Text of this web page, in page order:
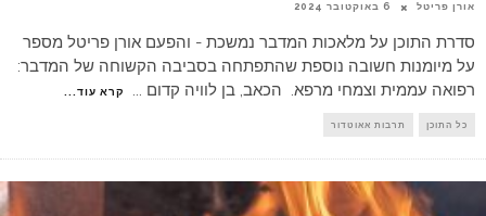
אורן פריטל 6 באוקטובר 2024
סדרת התוכן על מלאכות המדבר נמשכת - והפעם אורן פריטל מספר
על מיומנות חשובה נוספת שהתפתחה בסביבה הקשוחה של המדבר:
רפואה עממית וצמחי מרפא. הכאב, בן לוויה קדום ... קרא עוד...
כל התוכן תרבות אאוטדור